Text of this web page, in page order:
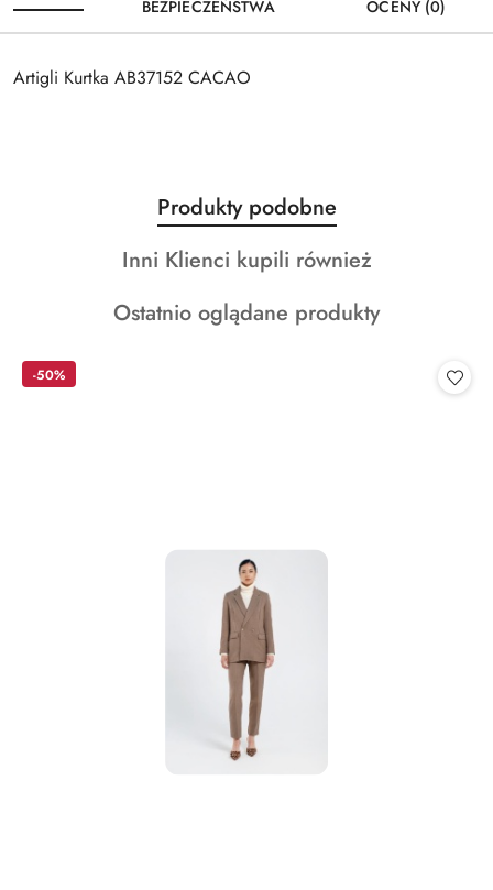
BEZPIECZEŃSTWA OCENY (0)
Artigli Kurtka AB37152 CACAO
Pomiń karuzelę produktów
Produkty
o
statusie:
Produkty podobne
Produkty
statusie:
Inni Klienci kupili również
Produkty
Ostatnio oglądane produkty
-50%